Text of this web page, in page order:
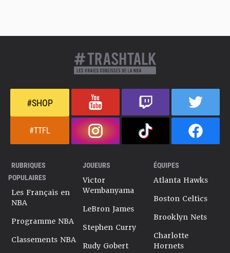
#SHOP
#TTFL
RUBRIQUES
POPULAIRES
Les Français en
NBA
Programme NBA
Classements NBA
JOUEURS
Victor
Wembanyama
LeBron James
Stephen Curry
Rudy Gobert
ÉQUIPES
Atlanta Hawks
Boston Celtics
Brooklyn Nets
Charlotte
Hornets